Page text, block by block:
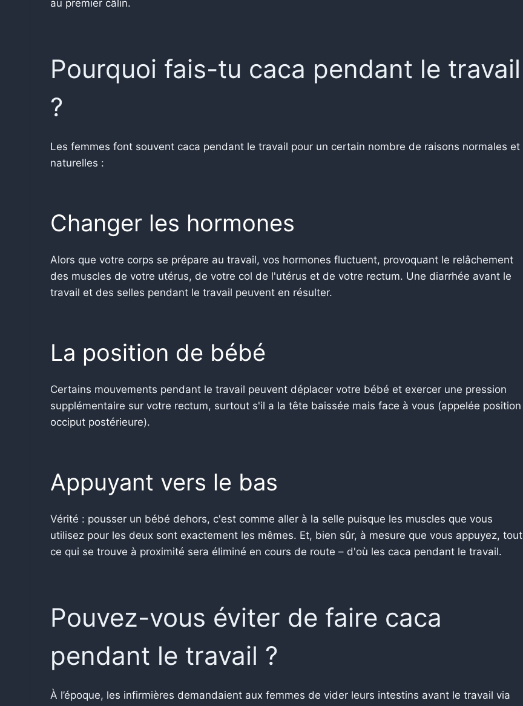
au premier câlin.
Pourquoi fais-tu caca pendant le travail
?
Les femmes font souvent caca pendant le travail pour un certain nombre de raisons normales et
naturelles :
Changer les hormones
Alors que votre corps se prépare au travail, vos hormones fluctuent, provoquant le relâchement
des muscles de votre utérus, de votre col de l'utérus et de votre rectum. Une diarrhée avant le
travail et des selles pendant le travail peuvent en résulter.
La position de bébé
Certains mouvements pendant le travail peuvent déplacer votre bébé et exercer une pression
supplémentaire sur votre rectum, surtout s'il a la tête baissée mais face à vous (appelée position
occiput postérieure).
Appuyant vers le bas
Vérité : pousser un bébé dehors, c'est comme aller à la selle puisque les muscles que vous
utilisez pour les deux sont exactement les mêmes. Et, bien sûr, à mesure que vous appuyez, tout
ce qui se trouve à proximité sera éliminé en cours de route – d'où les caca pendant le travail.
Pouvez-vous éviter de faire caca
pendant le travail ?
À l’époque, les infirmières demandaient aux femmes de vider leurs intestins avant le travail via